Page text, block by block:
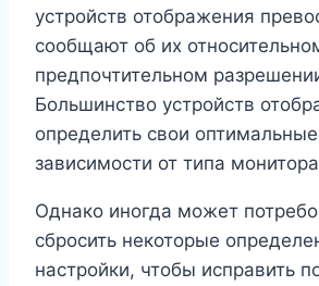
устройств отображения
сообщают об их
предпочтительном
Большинство устройств
определить свои
зависимости от типа
Однако иногда может
сбросить некоторые
настройки, чтобы исправить